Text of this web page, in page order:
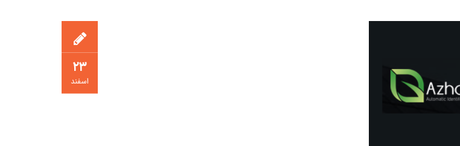
۲۳
اسفند